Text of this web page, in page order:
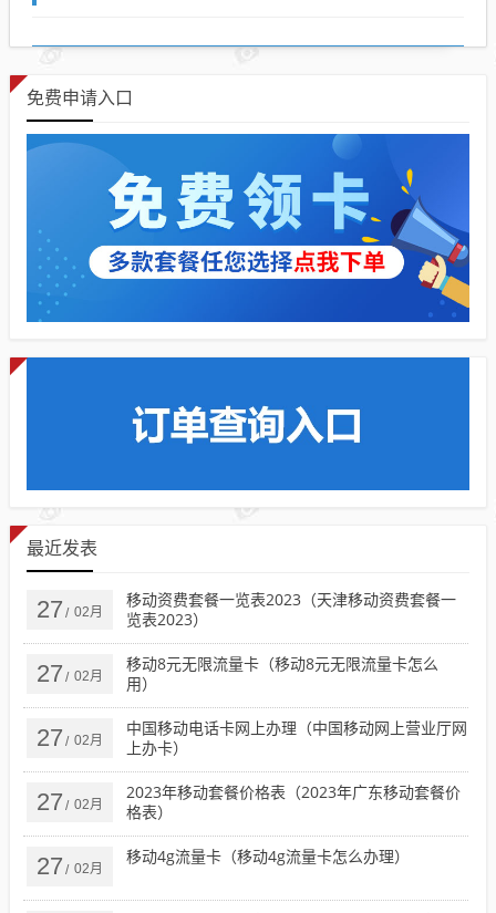
免费申请入口
最近发表
27 / 02月
移动资费套餐一览表2023（天津移动资费套餐一
览表2023）
27 / 02月
移动8元无限流量卡（移动8元无限流量卡怎么
用）
27 / 02月
中国移动电话卡网上办理（中国移动网上营业厅网
上办卡）
27 / 02月
2023年移动套餐价格表（2023年广东移动套餐价
格表）
27 / 02月
移动4g流量卡（移动4g流量卡怎么办理）